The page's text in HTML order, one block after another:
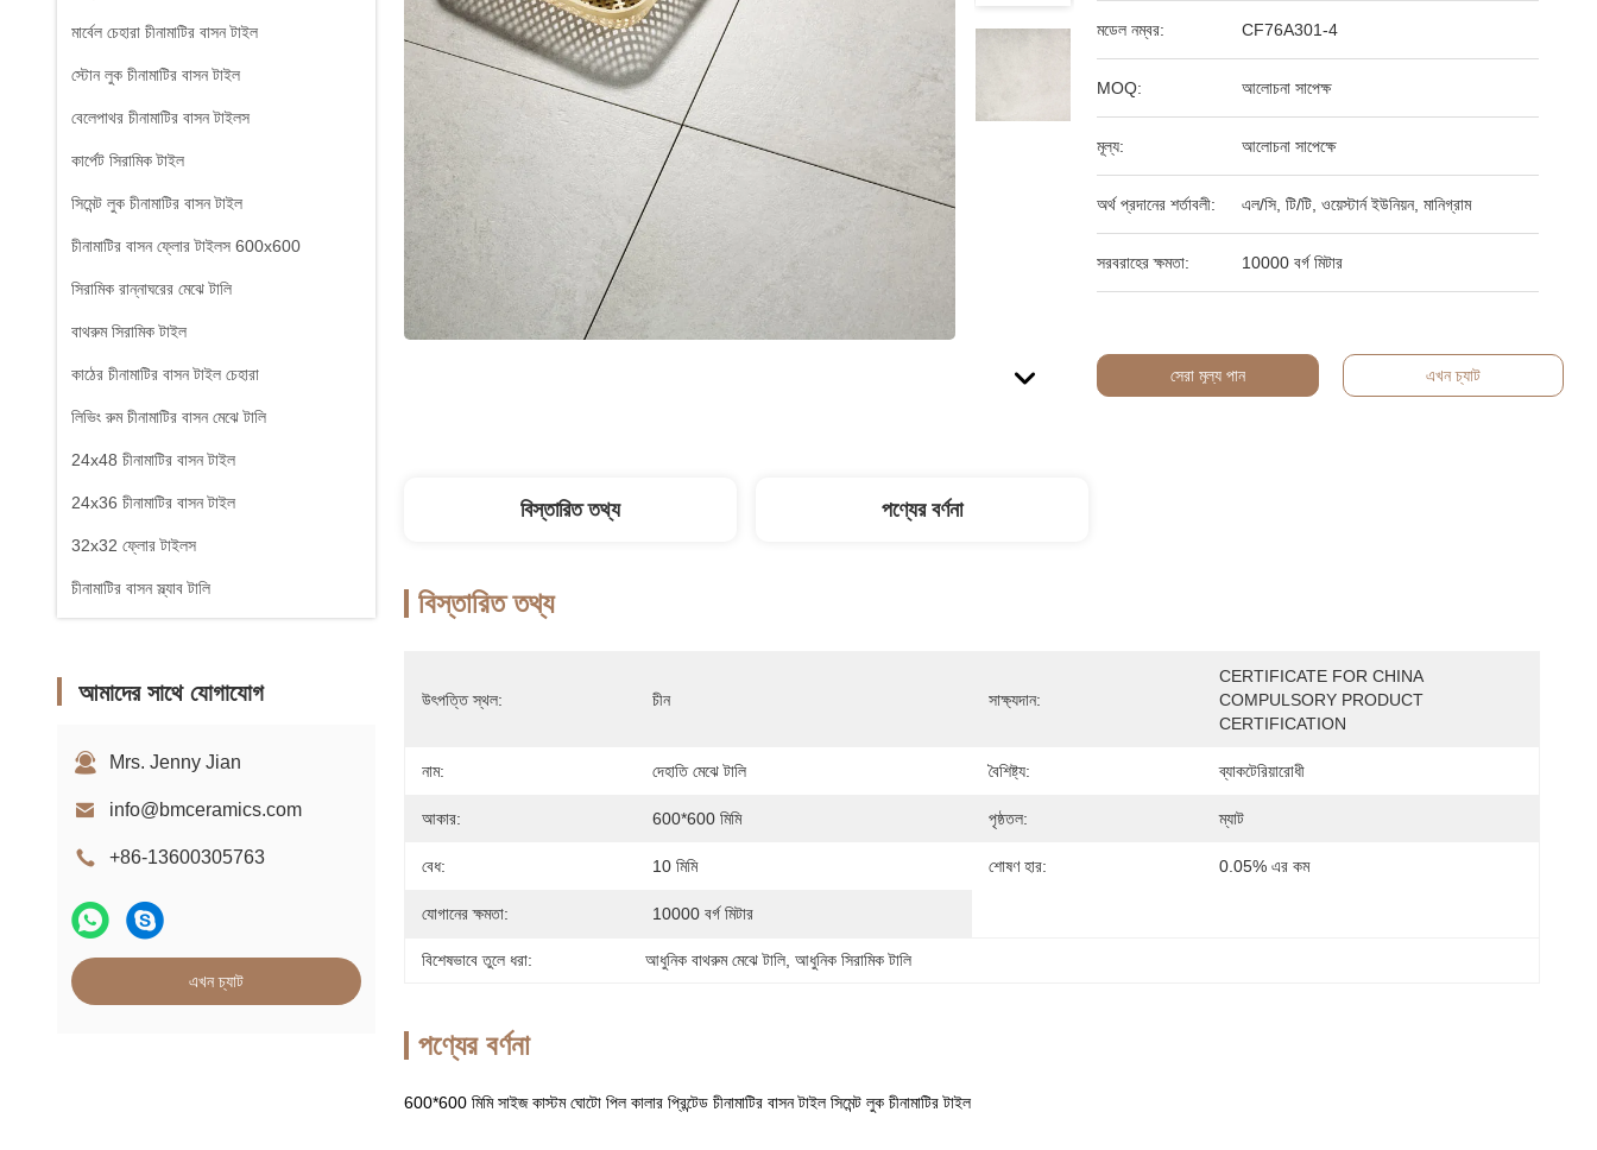
মার্বেল চেহারা চীনামাটির বাসন টাইল
স্টোন লুক চীনামাটির বাসন টাইল
বেলেপাথর চীনামাটির বাসন টাইলস
কার্পেট সিরামিক টাইল
সিমেন্ট লুক চীনামাটির বাসন টাইল
চীনামাটির বাসন ফ্লোর টাইলস 600x600
সিরামিক রান্নাঘরের মেঝে টালি
বাথরুম সিরামিক টাইল
কাঠের চীনামাটির বাসন টাইল চেহারা
লিভিং রুম চীনামাটির বাসন মেঝে টালি
24x48 চীনামাটির বাসন টাইল
24x36 চীনামাটির বাসন টাইল
32x32 ফ্লোর টাইলস
চীনামাটির বাসন স্ল্যাব টালি
আমাদের সাথে যোগাযোগ
Mrs. Jenny Jian
info@bmceramics.com
+86-13600305763
এখন চ্যাট
মডেল নম্বর: CF76A301-4
MOQ: আলোচনা সাপেক্ষ
মূল্য: আলোচনা সাপেক্ষে
অর্থ প্রদানের শর্তাবলী: এল/সি, টি/টি, ওয়েস্টার্ন ইউনিয়ন, মানিগ্রাম
সরবরাহের ক্ষমতা: 10000 বর্গ মিটার
সেরা মূল্য পান এখন চ্যাট
বিস্তারিত তথ্য পণ্যের বর্ণনা
বিস্তারিত তথ্য
উৎপত্তি স্থল: চীন সাক্ষ্যদান:
CERTIFICATE FOR CHINA
COMPULSORY PRODUCT
CERTIFICATION
নাম: দেহাতি মেঝে টালি বৈশিষ্ট্য: ব্যাকটেরিয়ারোধী
আকার: 600*600 মিমি পৃষ্ঠতল: ম্যাট
বেধ: 10 মিমি শোষণ হার: 0.05% এর কম
যোগানের ক্ষমতা: 10000 বর্গ মিটার
বিশেষভাবে তুলে ধরা: আধুনিক বাথরুম মেঝে টালি , আধুনিক সিরামিক টালি
পণ্যের বর্ণনা
600*600 মিমি সাইজ কাস্টম ঘোটো পিল কালার প্রিন্টেড চীনামাটির বাসন টাইল সিমেন্ট লুক চীনামাটির টাইল